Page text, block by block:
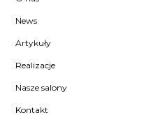
News
Artykuły
Realizacje
Nasze salony
Kontakt